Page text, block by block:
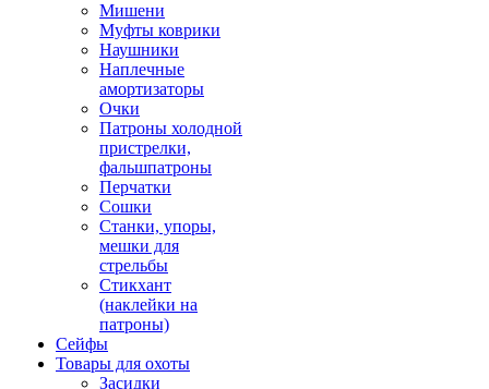
Мишени
Муфты коврики
Наушники
Наплечные
амортизаторы
Очки
Патроны холодной
пристрелки,
фальшпатроны
Перчатки
Сошки
Станки, упоры,
мешки для
стрельбы
Стикхант
(наклейки на
патроны)
Сейфы
Товары для охоты
Засидки